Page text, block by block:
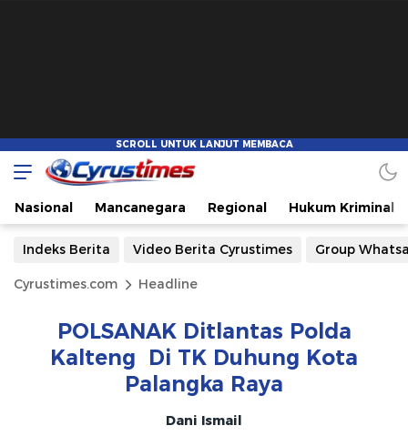
Nasional Mancanegara Regional Hukum Kriminal
Indeks Berita Video Berita Cyrustimes Group
Cyrustimes.com Headline
POLSANAK Ditlantas Polda
Kalteng Di TK Duhung Kota
Palangka Raya
Dani Ismail